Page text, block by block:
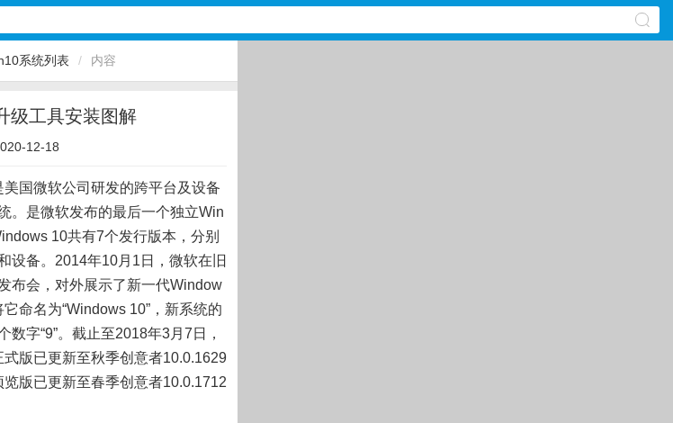
系统列表 / 内容
级工具安装图解
12-18
国微软公司研发的跨平台及设备
。是微软发布的最后一个独立Win
10共有7个发行版本，分别
设备。2014年10月1日，微软在旧
布会，对外展示了新一代Window
命名为“Windows 10”，新系统的
数字“9”。截止至2018年3月7日，
版已更新至秋季创意者10.0.1629
版已更新至春季创意者10.0.1712